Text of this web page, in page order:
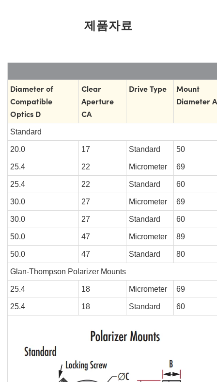
제품자료
Diameter of
Compatible
Optics D
Clear
Aperture
CA
Drive Type
Mount
Diameter A
Standard
20.0 17 Standard 50
25.4 22 Micrometer 69
25.4 22 Standard 60
30.0 27 Micrometer 69
30.0 27 Standard 60
50.0 47 Micrometer 89
50.0 47 Standard 80
Glan-Thompson Polarizer Mounts
25.4 18 Micrometer 69
25.4 18 Standard 60